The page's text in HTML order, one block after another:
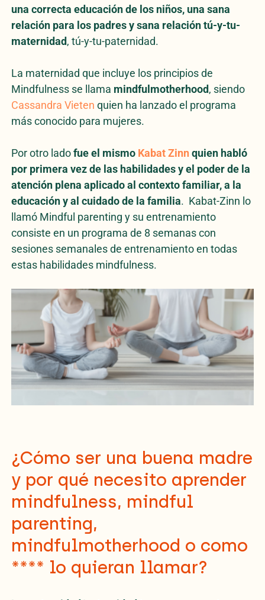
una correcta educación de los niños, una sana
relación para los padres y sana relación tú-y-tu-
maternidad, tú-y-tu-paternidad.
La maternidad que incluye los principios de
Mindfulness se llama mindfulmotherhood, siendo
Cassandra Vieten quien ha lanzado el programa
más conocido para mujeres.
Por otro ladofue el mismo Kabat Zinnquien habló
por primera vez de las habilidades y el poder de la
atención plena aplicado al contexto familiar, a la
educación y al cuidado de la familia. Kabat-Zinn lo
llamó Mindful parenting y su entrenamiento
consiste en un programa de 8 semanas con
sesiones semanales de entrenamiento en todas
estas habilidades mindfulness.
¿Cómo ser una buena madre
y por qué necesito aprender
mindfulness, mindful
parenting,
mindfulmotherhood o como
**** lo quieran llamar?